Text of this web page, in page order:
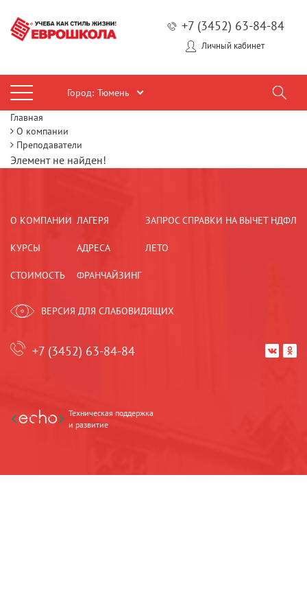
+7 (3452) 63-84-84
Личный кабинет
Город: Тюмень
Главная
О компании
Преподаватели
Элемент не найден!
О КОМПАНИИ
КУРСЫ
СТОИМОСТЬ
ЛАГЕРЯ
АДРЕСА
ФРАНЧАЙЗИНГ
ЗАПРОС СПРАВКИ НА ВЫЧЕТ НДФЛ
ЛЕТО
ВЕРСИЯ ДЛЯ СЛАБОВИДЯЩИХ
+7 (3452) 63-84-84  
Техническая поддержка
и развитие